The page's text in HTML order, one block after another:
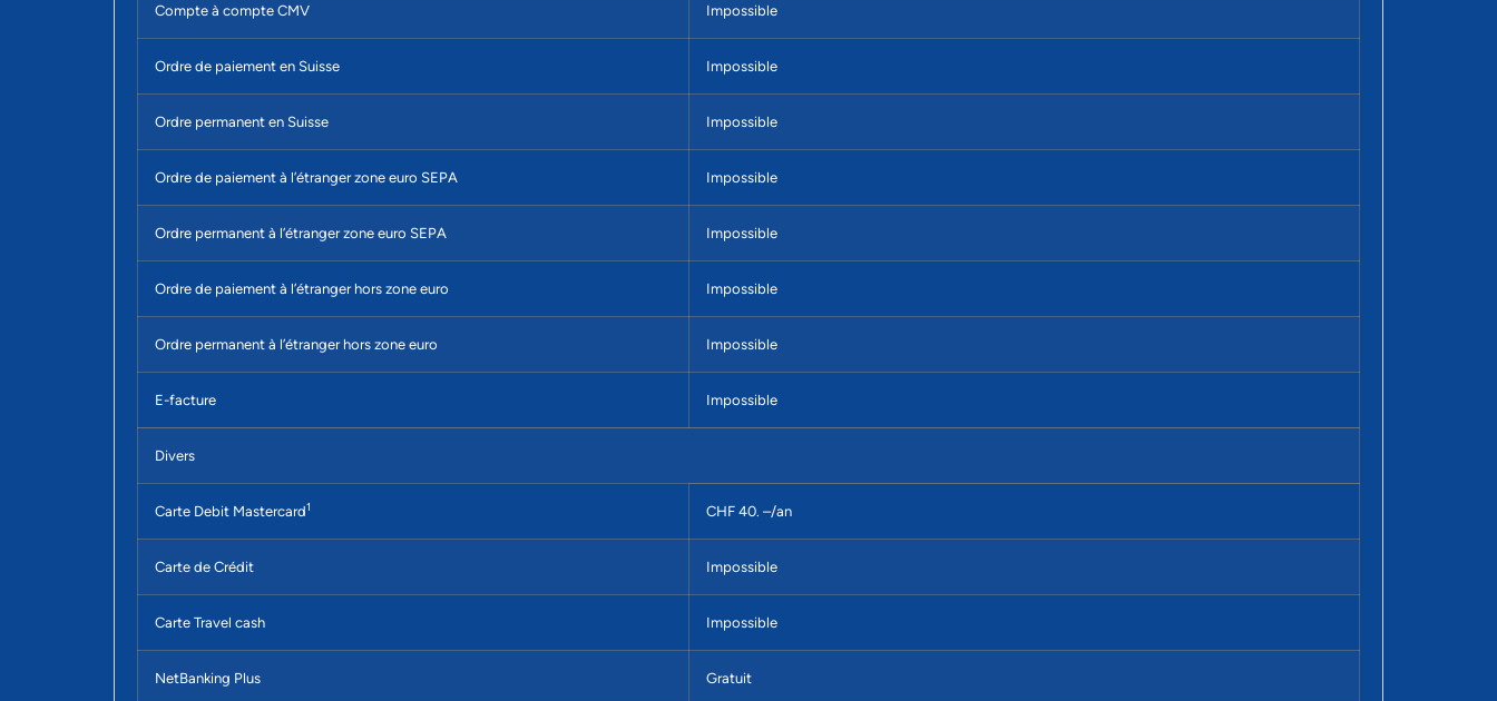
Compte à compte CMV Impossible
Ordre de paiement en Suisse Impossible
Ordre permanent en Suisse Impossible
Ordre de paiement à l’étranger zone euro SEPA Impossible
Ordre permanent à l’étranger zone euro SEPA Impossible
Ordre de paiement à l’étranger hors zone euro Impossible
Ordre permanent à l’étranger hors zone euro Impossible
E-facture Impossible
Divers
Carte Debit Mastercard1 CHF 40. –/an
Carte de Crédit Impossible
Carte Travel cash Impossible
NetBanking Plus Gratuit